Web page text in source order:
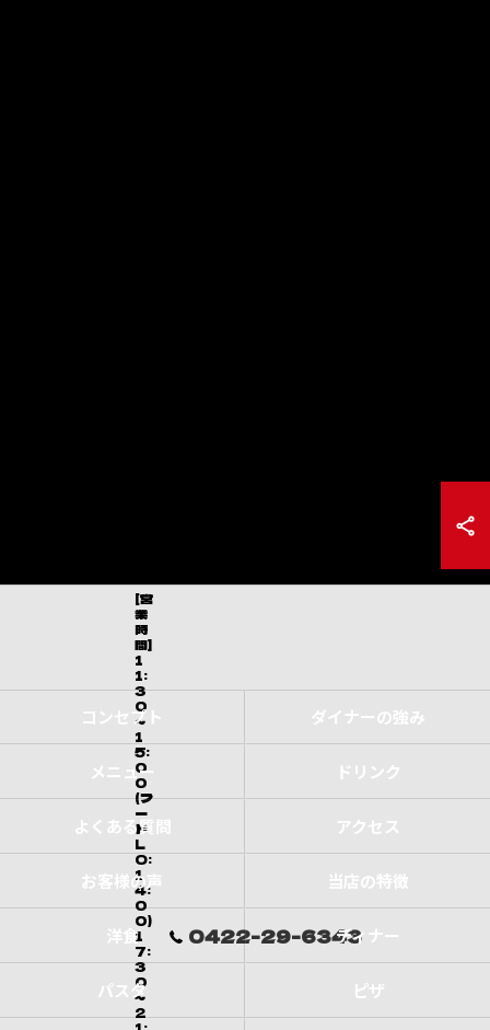
0422-29-6343
[営
業
時
間]
1
1:
3
0
～
1
5:
0
0
(フ
ー
ド
L
O:
1
4:
0
0)
1
7:
3
0
～
2
コンセプト ダイナーの強み
メニュー ドリンク
よくある質問 アクセス
お客様の声 当店の特徴
洋食 ディナー
パスタ ピザ